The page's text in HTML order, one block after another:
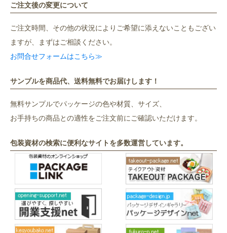
ご注文後の変更について
ご注文時間、その他の状況によりご希望に添えないこともござい
ますが、まずはご相談ください。
お問合せフォームはこちら≫
サンプルを商品代、送料無料でお届けします！
無料サンプルでパッケージの色や材質、サイズ、
お手持ちの商品との適性をご注文前にご確認いただけます。
包装資材の検索に便利なサイトを多数運営しています。